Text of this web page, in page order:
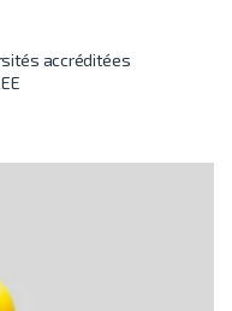
accréditées